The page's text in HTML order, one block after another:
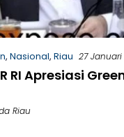
, Nasional, Riau 27 Januari
RI Apresiasi
Riau